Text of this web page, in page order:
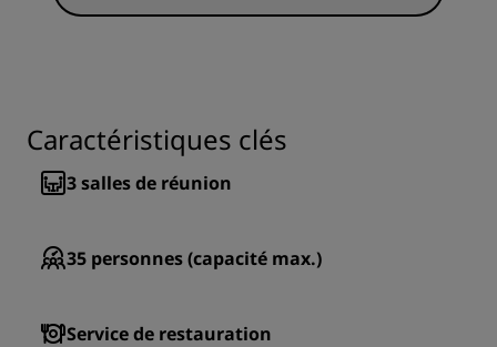
Caractéristiques clés
3salles de réunion
35 personnes (capacité max.)
Service de restauration